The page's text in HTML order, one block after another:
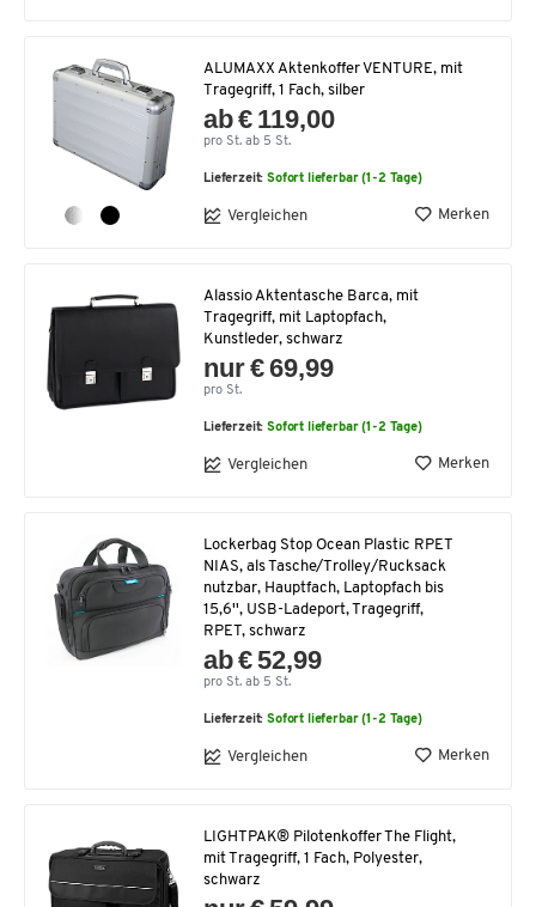
ALUMAXX Aktenkoffer VENTURE, mit
Tragegriff, 1 Fach, silber
ab € 119,00
pro St. ab 5 St.
Lieferzeit:Sofort lieferbar (1-2 Tage)
Vergleichen Merken
Alassio Aktentasche Barca, mit
Tragegriff, mit Laptopfach,
Kunstleder, schwarz
nur € 69,99
pro St.
Lieferzeit:Sofort lieferbar (1-2 Tage)
Vergleichen Merken
Lockerbag Stop Ocean Plastic RPET
NIAS, als Tasche/Trolley/Rucksack
nutzbar, Hauptfach, Laptopfach bis
15,6'', USB-Ladeport, Tragegriff,
RPET, schwarz
ab € 52,99
pro St. ab 5 St.
Lieferzeit:Sofort lieferbar (1-2 Tage)
Vergleichen Merken
LIGHTPAK® Pilotenkoffer The Flight,
mit Tragegriff, 1 Fach, Polyester,
schwarz